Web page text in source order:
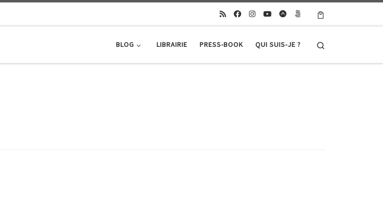
BLOG LIBRAIRIE PRESS-BOOK QUI SUIS-JE ?